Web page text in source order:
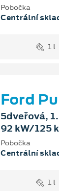
Pobočka
Centrální
1 l
Ford
5dveřová,
92 kW/125
Pobočka
Centrální
1 l